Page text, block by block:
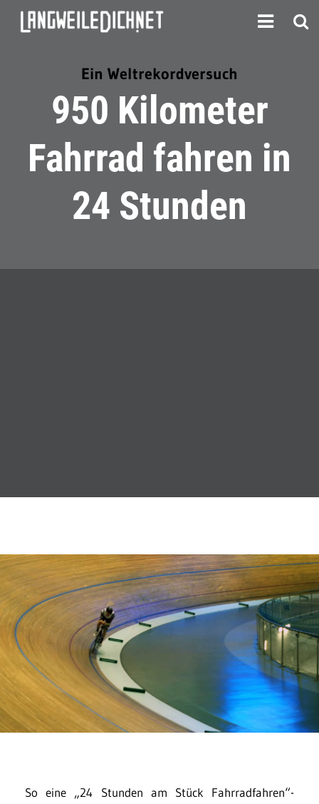
Ein Weltrekordversuch
950 Kilometer
Fahrrad fahren in
24 Stunden
So eine „24 Stunden am Stück Fahrradfahren“-